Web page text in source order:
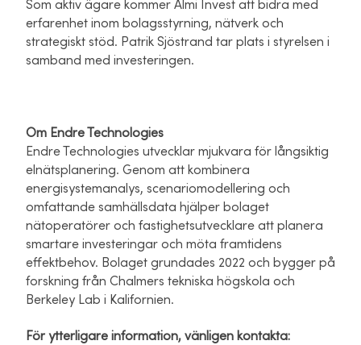
Som aktiv ägare kommer Almi Invest att bidra med
erfarenhet inom bolagsstyrning, nätverk och
strategiskt stöd. Patrik Sjöstrand tar plats i styrelsen i
samband med investeringen.
Om Endre Technologies
Endre Technologies utvecklar mjukvara för långsiktig
elnätsplanering. Genom att kombinera
energisystemanalys, scenariomodellering och
omfattande samhällsdata hjälper bolaget
nätoperatörer och fastighetsutvecklare att planera
smartare investeringar och möta framtidens
effektbehov. Bolaget grundades 2022 och bygger på
forskning från Chalmers tekniska högskola och
Berkeley Lab i Kalifornien.
För ytterligare information, vänligen kontakta: